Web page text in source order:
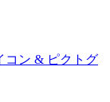
コン & ピクトグ